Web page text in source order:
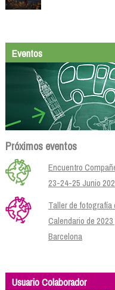
Eventos
Próximos eventos
Encuentro
23-24-25 Junio
Taller de fotografía
Calendario de
Barcelona
Usuario Colaborador